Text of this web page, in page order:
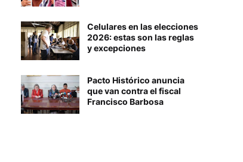
Celulares en las elecciones
2026: estas son las reglas
y excepciones
Pacto Histórico anuncia
que van contra el fiscal
Francisco Barbosa